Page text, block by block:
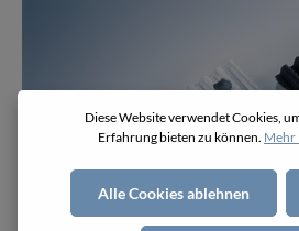
Diese Website verwendet Cookies,
Erfahrung bieten zu können. Mehr
Alle Cookies ablehnen